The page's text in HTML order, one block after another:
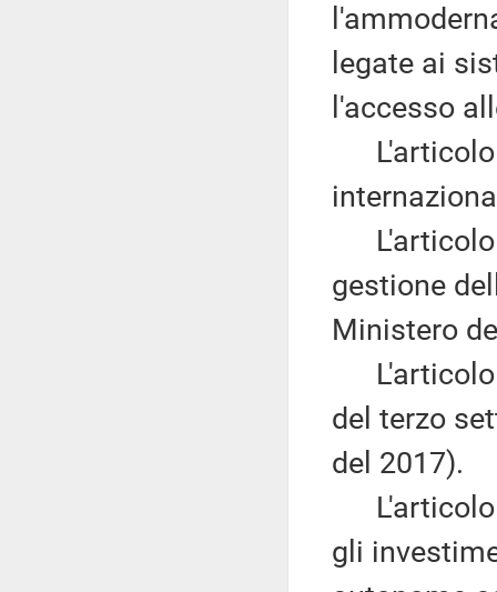
legate ai
l'accesso
L'articolo
L'articolo
gestione
Ministero
L'articolo
del terzo
del 2017).
L'articolo
gli